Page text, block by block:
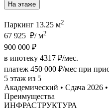
На этаже
Паркинг 13.25 м2
67 925 ₽/ м2
900 000 ₽
в ипотеку 4317 ₽/мес.
платеж 450 000 ₽/мес при
5 этаж из 5
Академический • Сдача 2026
Преимущества
ИНФРАСТРУКТУРА